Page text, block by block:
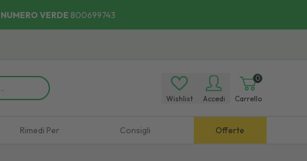
NUMERO VERDE 800699743
Wishlist Accedi
0
Carrello
Rimedi Per Consigli Offerte